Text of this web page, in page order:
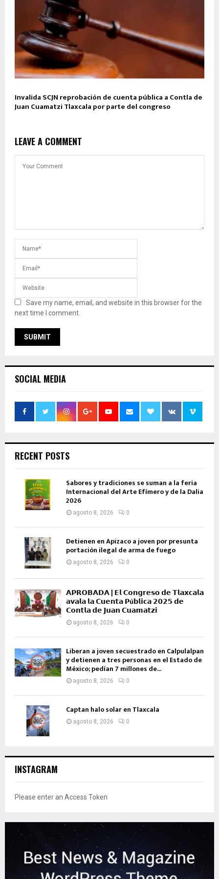
Invalida SCJN reprobación de cuenta pública a Contla de
Juan Cuamatzi Tlaxcala por parte del congreso
LEAVE A COMMENT
Save my name, email, and website in this browser for the
next time I comment.
SOCIAL MEDIA
RECENT POSTS
Sabores y tradiciones se suman a la feria
Internacional del Arte Efímero y de la Dalia
2026
agosto 8, 2026 0
Detienen en Apizaco a joven por presunta
portación ilegal de arma de fuego
agosto 8, 2026 0
𝗔𝗣𝗥𝗢𝗕𝗔𝗗𝗔 | 𝗘𝗹 𝗖𝗼𝗻𝗴𝗿𝗲𝘀𝗼 𝗱𝗲 𝗧𝗹𝗮𝘅𝗰𝗮𝗹𝗮
𝗮𝘃𝗮𝗹𝗮 𝗹𝗮 𝗖𝘂𝗲𝗻𝘁𝗮 𝗣ú𝗯𝗹𝗶𝗰𝗮 𝟮𝟬𝟮𝟱 𝗱𝗲
𝗖𝗼𝗻𝘁𝗹𝗮 𝗱𝗲 𝗝𝘂𝗮𝗻 𝗖𝘂𝗮𝗺𝗮𝘁𝘇𝗶
agosto 8, 2026 0
Liberan a joven secuestrado en Calpulalpan
y detienen a tres personas en el Estado de
México; pedían 7 millones de...
agosto 8, 2026 0
Captan halo solar en Tlaxcala
agosto 8, 2026 0
INSTAGRAM
Please enter an Access Token